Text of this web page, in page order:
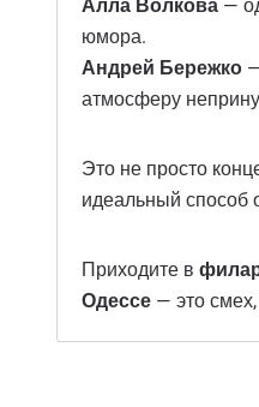
Алла Волкова —
юмора.
Андрей Бережко
атмосферу
Это не просто
идеальный способ
Приходите в
Одессе — это